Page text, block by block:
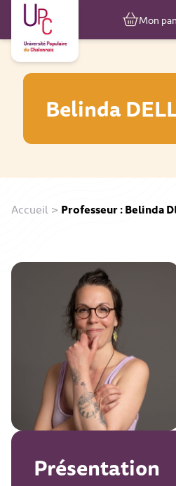
Mon
Belinda
Accueil > Professeur : Belinda
Présentation